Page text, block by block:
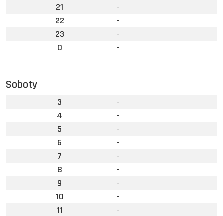
21
-
22
-
23
-
0
-
Soboty
3
-
4
-
5
-
6
-
7
-
8
-
9
-
10
-
11
-